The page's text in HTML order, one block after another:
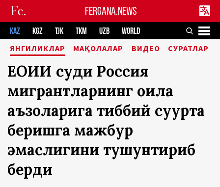
FERGANA.NEWS
KAZ KGZ TJK TKM UZB WORLD
ЯНГИЛИКЛАР МАҚОЛАЛАР ВИДЕО СУРАТЛАР
ЕОИИ суди Россия
мигрантларнинг оила
аъзоларига тиббий суғурта
беришга мажбур
эмаслигини тушунтириб
берди